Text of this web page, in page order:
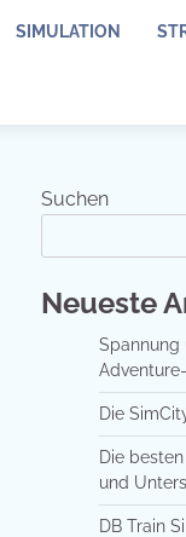
SIMULATION
Suchen
Neueste
Spannung
Die
Die
und
DB Train